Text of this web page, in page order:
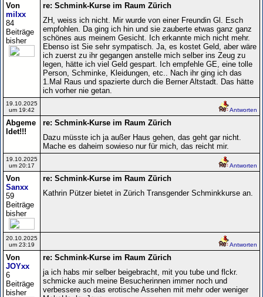
Von
milxx
84
Beiträge
bisher
re: Schmink-Kurse im Raum Zürich
ZH, weiss ich nicht. Mir wurde von einer Freundin Gl. Esch
empfohlen. Da ging ich hin und sie zauberte etwas ganz ganz
schönes aus meinem Gesicht. Ich erkannte mich nicht mehr.
Ebenso ist Sie sehr sympatisch. Ja, es kostet Geld, aber wäre
ich zuerst zu ihr gegangen anstelle mich selber ins Zeug zu
legen, hätte ich viel Geld gespart. Ich empfehle GE, eine tolle
Person, Schminke, Kleidungen, etc.. Nach ihr ging ich das
1.Mal Raus und spazierte durch die Berner Altstadt. Das hätte
ich vorher nie getan.
19.10.2025
um 19:42
Antworten
Abgeme
ldet!!!
re: Schmink-Kurse im Raum Zürich
Dazu müsste ich ja außer Haus gehen, das geht gar nicht.
Mache es daheim sowieso nur für mich, das reicht mir.
19.10.2025
um 20:17
Antworten
Von
Sanxx
59
Beiträge
bisher
re: Schmink-Kurse im Raum Zürich
Kathrin Pützer bietet in Zürich Transgender Schminkkurse an.
20.10.2025
um 23:19
Antworten
Von
JOYxx
6
Beiträge
bisher
re: Schmink-Kurse im Raum Zürich
ja ich habs mir selber beigebracht, mit you tube und flckr.
schmicke auch meine Besucherinnen immer noch und
verbessere so das erotische Assehen mit mehr oder weniger